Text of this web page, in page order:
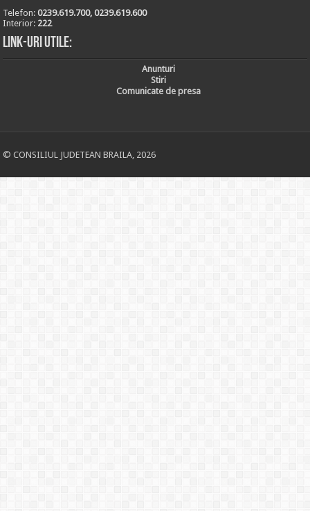
Telefon:0239.619.700, 0239.619.600
Interior: 222
Link-uri utile:
Anunturi
Stiri
Comunicate de presa
© CONSILIUL JUDETEAN BRAILA, 2026